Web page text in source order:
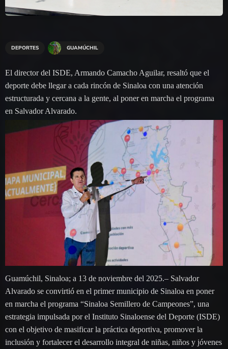
DEPORTES GUAMÚCHIL
El director del ISDE, Armando Camacho Aguilar, resaltó que el
deporte debe llegar a cada rincón de Sinaloa con una atención
estructurada y cercana a la gente, al poner en marcha el programa
en Salvador Alvarado.
Guamúchil, Sinaloa; a 13 de noviembre del 2025.– Salvador
Alvarado se convirtió en el primer municipio de Sinaloa en poner
en marcha el programa “Sinaloa Semillero de Campeones”, una
estrategia impulsada por el Instituto Sinaloense del Deporte (ISDE)
con el objetivo de masificar la práctica deportiva, promover la
inclusión y fortalecer el desarrollo integral de niñas, niños y jóvenes